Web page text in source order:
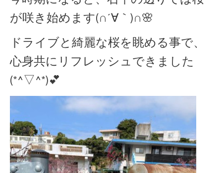
が咲き始めます(∩´∀｀)∩🌸
ドライブと綺麗な桜を眺める事で、
心身共にリフレッシュできました
(*^▽^*)💕